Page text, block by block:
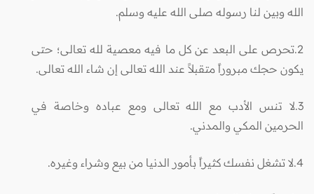
الله وبين لنا رسوله صلى الله عليه وسلم.
2.تحرص على البعد عن كل ما فيه معصية لله تعالى؛ حتى
يكون حجك مبروراً متقبلاً عند الله تعالى إن شاء الله تعالى.
3.لا تنس الأدب مع الله تعالى ومع عباده وخاصة في
الحرمين المكي والمدني.
4.لا تشغل نفسك كثيراً بأمور الدنيا من بيع وشراء وغيره.